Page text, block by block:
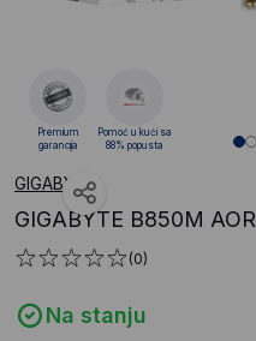
GIGABYTE
GIGABYTE B850M
(0)
Na stanju
Premium
garancija
Pomoć u kući sa
88% popusta